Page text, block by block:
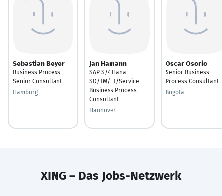
Sebastian Beyer
Business Process
Senior Consultant
Hamburg
Jan Hamann
SAP S/4 Hana
SD/TM/FT/Service
Business Process
Consultant
Hannover
Oscar Osorio
Senior Business
Process Consultant
Bogota
XING – Das Jobs-Netzwerk